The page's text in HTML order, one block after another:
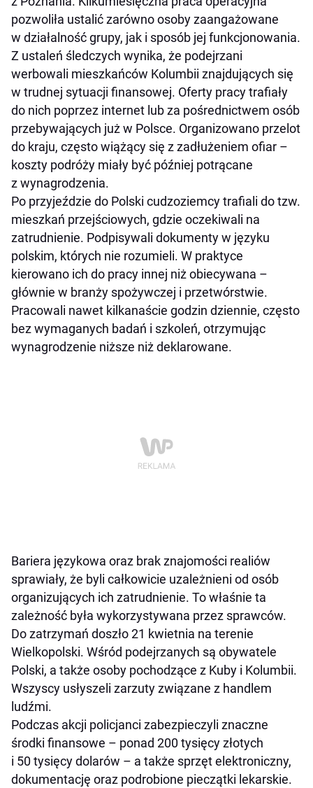
pozwoliła ustalić zarówno osoby zaangażowane
w działalność grupy, jak i sposób jej funkcjonowania.
Z ustaleń śledczych wynika, że podejrzani
werbowali mieszkańców Kolumbii znajdujących się
w trudnej sytuacji finansowej. Oferty pracy trafiały
do nich poprzez internet lub za pośrednictwem osób
przebywających już w Polsce. Organizowano przelot
do kraju, często wiążący się z zadłużeniem ofiar –
koszty podróży miały być później potrącane
z wynagrodzenia.
Po przyjeździe do Polski cudzoziemcy trafiali do tzw.
mieszkań przejściowych, gdzie oczekiwali na
zatrudnienie. Podpisywali dokumenty w języku
polskim, których nie rozumieli. W praktyce
kierowano ich do pracy innej niż obiecywana –
głównie w branży spożywczej i przetwórstwie.
Pracowali nawet kilkanaście godzin dziennie, często
bez wymaganych badań i szkoleń, otrzymując
wynagrodzenie niższe niż deklarowane.
Bariera językowa oraz brak znajomości realiów
sprawiały, że byli całkowicie uzależnieni od osób
organizujących ich zatrudnienie. To właśnie ta
zależność była wykorzystywana przez sprawców.
Do zatrzymań doszło 21 kwietnia na terenie
Wielkopolski. Wśród podejrzanych są obywatele
Polski, a także osoby pochodzące z Kuby i Kolumbii.
Wszyscy usłyszeli zarzuty związane z handlem
ludźmi.
Podczas akcji policjanci zabezpieczyli znaczne
środki finansowe – ponad 200 tysięcy złotych
i 50 tysięcy dolarów – a także sprzęt elektroniczny,
dokumentację oraz podrobione pieczątki lekarskie.